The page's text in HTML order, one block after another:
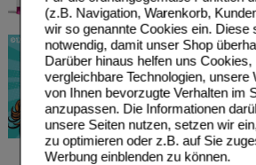
(z.B. Navigation, Warenkorb,
wir so genannte Cookies ein. Diese
notwendig, damit unser Shop
Darüber hinaus helfen uns Cookies,
vergleichbare Technologien, unsere
von Ihnen bevorzugte Verhalten im
anzupassen. Die Informationen
unsere Seiten nutzen, setzen wir
zu optimieren oder z.B. auf Sie
Werbung einblenden zu können.